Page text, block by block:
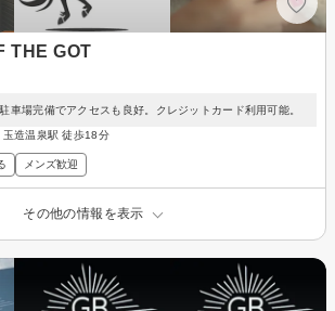
THE GOT
車場完備でアクセスも良好。クレジットカード利用可能。
玉造温泉駅 徒歩18分
メンズ歓迎
その他の情報を表示